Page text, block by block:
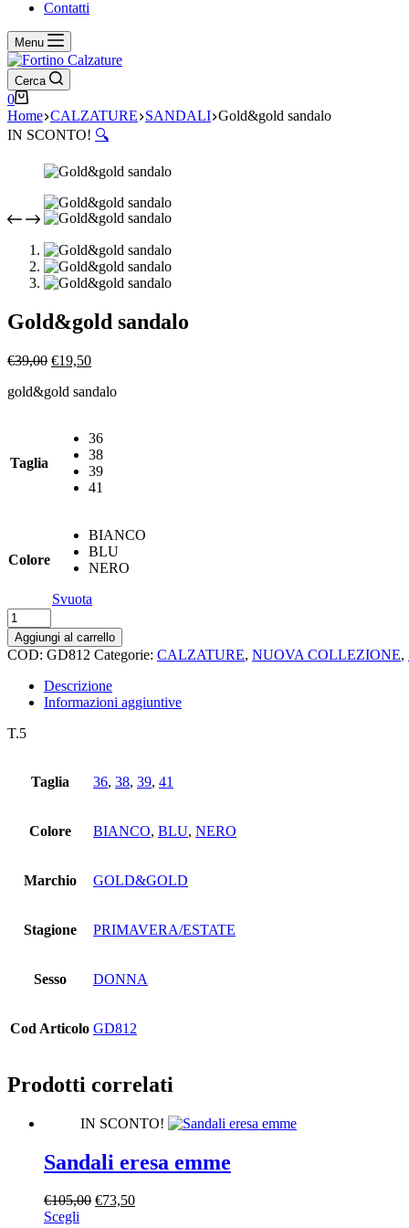
Contatti
Menu
Cerca
Carrello
0
Home CALZATURE SANDALI Gold&gold sandalo
IN SCONTO! 🔍
Gold&gold sandalo
€39,00 Il
originale
€19,50Il
attuale
gold&gold sandalo
Taglia
36
38
39
41
Colore
BIANCO
BLU
NERO
Svuota
Gold&gold
sandalo
quantità
Aggiungi al carrello
COD: GD812 Categorie: CALZATURE, NUOVA COLLEZIONE,
Descrizione
Informazioni aggiuntive
T.5
Taglia 36, 38, 39, 41
Colore BIANCO, BLU, NERO
Marchio GOLD&GOLD
Stagione PRIMAVERA/ESTATE
Sesso DONNA
Cod Articolo GD812
Prodotti correlati
IN SCONTO!
Sandali eresa emme
€105,00 Il
€73,50Il
Scegli